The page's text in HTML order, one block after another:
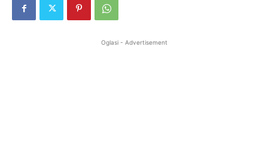
Oglasi - Advertisement